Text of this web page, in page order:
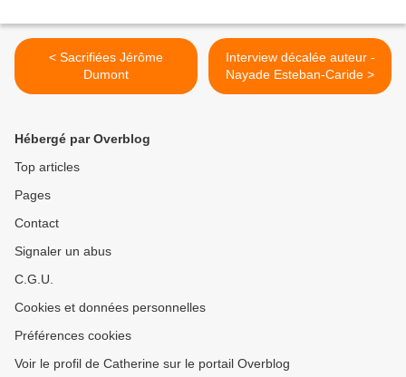
< Sacrifiées Jérôme
Dumont
Interview décalée auteur -
Nayade Esteban-Caride >
Hébergé par Overblog
Top articles
Pages
Contact
Signaler un abus
C.G.U.
Cookies et données personnelles
Préférences cookies
Voir le profil de Catherine sur le portail Overblog